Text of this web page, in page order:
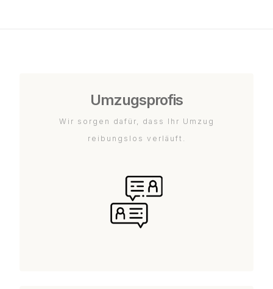
Umzugsprofis
Wir sorgen dafür, dass Ihr Umzug
reibungslos verläuft.